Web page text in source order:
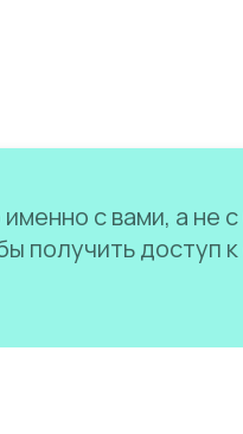
с вами, а не
получить доступ к